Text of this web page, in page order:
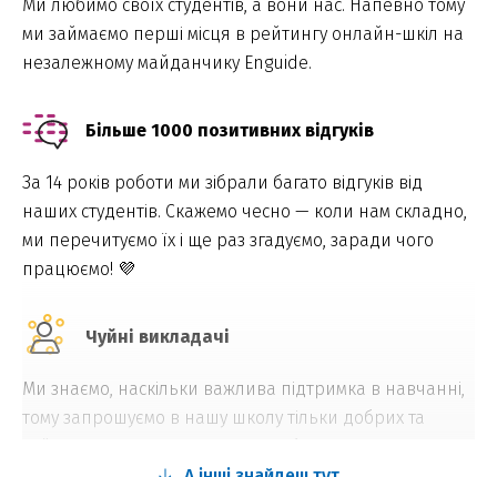
Ми любимо своїх студентів, а вони нас. Напевно тому
ми займаємо перші місця в рейтингу онлайн-шкіл на
незалежному майданчику Enguide.
Більше 1000 позитивних відгуків
За 14 років роботи ми зібрали багато відгуків від
наших студентів. Скажемо чесно — коли нам складно,
ми перечитуємо їх і ще раз згадуємо, заради чого
працюємо! 💜
Чуйні викладачі
Ми знаємо, наскільки важлива підтримка в навчанні,
тому запрошуємо в нашу школу тільки добрих та